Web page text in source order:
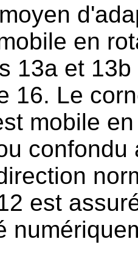
en
13a et
16. Le
mobile
est